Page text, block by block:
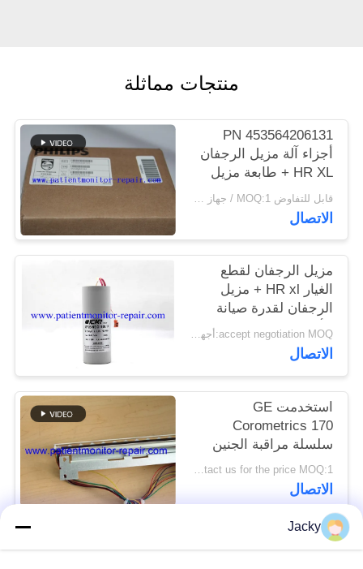
NEWS
خريطة
الموقع
PRIVACY
POLICY
منتجات مماثلة
PN 453564206131
أجزاء آلة مزيل الرجفان
HR XL + طابعة مزيل
الرجفان
قابل للتفاوض MOQ:1 / جهاز كمبيوتر شخصى
الاتصال
مزيل الرجفان لقطع
الغيار HR xl + مزيل
الرجفان لقدرة صيانة
الأجهزة الطبية
accept negotiation MOQ:أجهزة الكمبيوتر 1
الاتصال
استخدمت GE
Corometrics 170
سلسلة مراقبة الجنين
رئيس الطابعة PN
الضمان
Contact us for the price MOQ:1
الاتصال
فئات شعبية
Jacky